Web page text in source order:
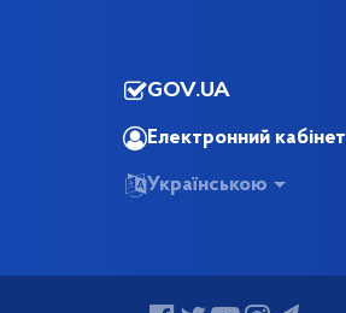
GOV.UA
Електронний кабінет
Українською